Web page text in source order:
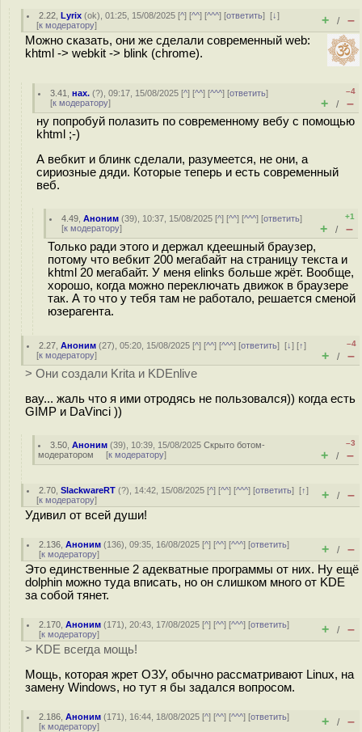
2.22 ,Lyrix (ok), 01:25, 15/08/2025 [^] [^^] [^^^] [ответить][↓]
[к модератору] + / –
Можно сказать, они же сделали современный web:
khtml -> webkit -> blink (chrome).
3.41 ,нах. (?), 09:17, 15/08/2025 [^] [^^] [^^^] [ответить]
[к модератору]
–4
+ / –
ну попробуй полазить по современному вебу с помощью
khtml ;-)
А вебкит и блинк сделали, разумеется, не они, а
сириозные дяди. Которые теперь и есть современный
веб.
4.49 ,Аноним (39), 10:37, 15/08/2025 [^] [^^] [^^^] [ответить]
[к модератору]
+1
+ / –
Только ради этого и держал кдеешный браузер,
потому что вебкит 200 мегабайт на страницу текста и
khtml 20 мегабайт. У меня elinks больше жрёт. Вообще,
хорошо, когда можно переключать движок в браузере
так. А то что у тебя там не работало, решается сменой
юзерагента.
2.27 ,Аноним (27), 05:20, 15/08/2025 [^] [^^] [^^^] [ответить][↓] [↑]
[к модератору]
–4
+ / –
> Они создали Krita и KDEnlive
вау... жаль что я ими отродясь не пользовался)) когда есть
GIMP и DaVinci ))
3.50 ,Аноним (39), 10:39, 15/08/2025Скрыто ботом-
модератором [к модератору]
–3
+ / –
2.70 ,SlackwareRT (?), 14:42, 15/08/2025 [^] [^^] [^^^] [ответить][↑]
[к модератору] + / –
Удивил от всей души!
2.136 ,Аноним (136), 09:35, 16/08/2025 [^] [^^] [^^^] [ответить]
[к модератору] + / –
Это единственные 2 адекватные программы от них. Ну ещё
dolphin можно туда вписать, но он слишком много от KDE
за собой тянет.
2.170 ,Аноним (171), 20:43, 17/08/2025 [^] [^^] [^^^] [ответить]
[к модератору] + / –
> KDE всегда мощь!
Мощь, которая жрет ОЗУ, обычно рассматривают Linux, на
замену Windows, но тут я бы задался вопросом.
2.186 ,Аноним (171), 16:44, 18/08/2025 [^] [^^] [^^^] [ответить]
[к модератору] + / –